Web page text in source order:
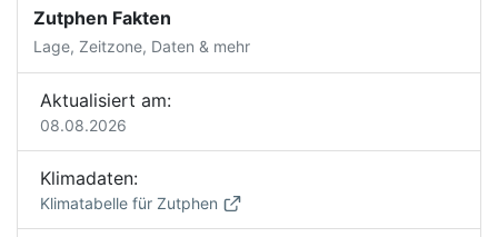
Zutphen Fakten
Lage, Zeitzone, Daten & mehr
Aktualisiert am:
08.08.2026
Klimadaten:
Klimatabelle für Zutphen